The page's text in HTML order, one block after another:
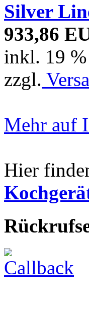
Silver
933,86
inkl. 19
zzgl.
Mehr auf
Hier